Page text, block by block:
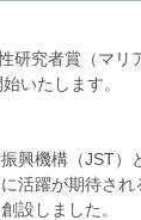
究者賞（マリ
いたします。
興機構（JST）
活躍が期待さ
設しました。